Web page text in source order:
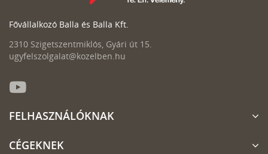
Fővállalkozó Balla és Balla Kft.
2310 Szigetszentmiklós, Gyári út 15.
ugyfelszolgalat@kozelben.hu
FELHASZNÁLÓKNAK
CÉGEKNEK